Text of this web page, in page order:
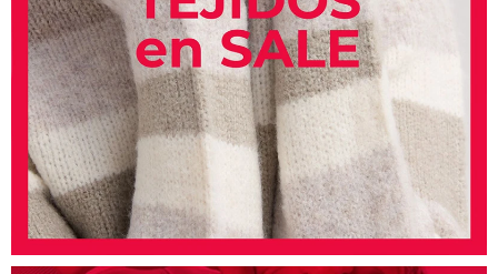
Uniformes empresariales
Juntá puntos Friends
Locales
Cómo comprar
Envíos, cambios y devoluciones